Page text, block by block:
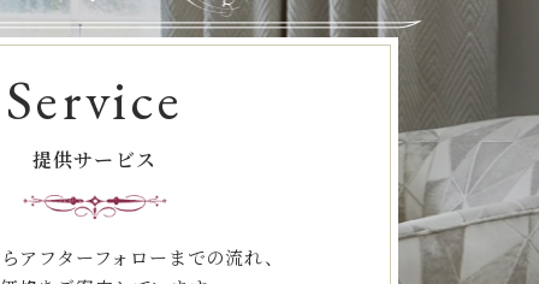
Service
提供サービス
アフターフォローまでの流れ、